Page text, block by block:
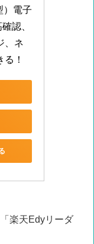
）電子
認、
、ネ
！
楽天Edyリーダ